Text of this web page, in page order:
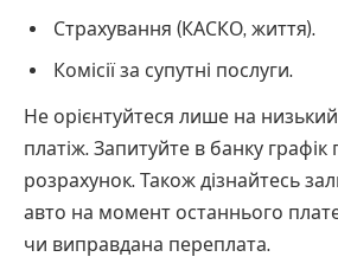
Страхування (КАСКО, життя).
Комісії за супутні послуги.
Не орієнтуйтеся лише на
платіж. Запитуйте в банку графік
розрахунок. Також дізнайтесь
авто на момент останнього
чи виправдана переплата.